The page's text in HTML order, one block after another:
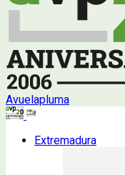
Avuelapluma
Extremadura